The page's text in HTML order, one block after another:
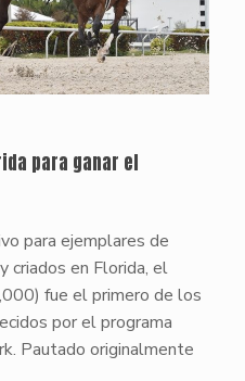
para ganar el
para ejemplares de
criados en Florida, el
fue el primero de los
por el programa
Pautado originalmente